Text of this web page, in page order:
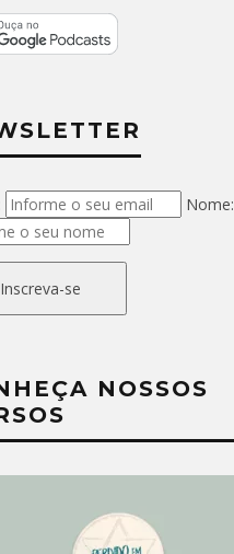
Nome:
Inscreva-se
NOSSOS